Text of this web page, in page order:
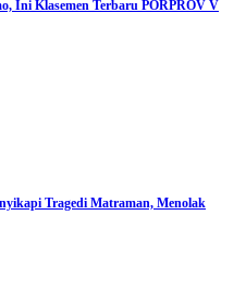
Ini Klasemen Terbaru PORPROV V
Tragedi Matraman, Menolak